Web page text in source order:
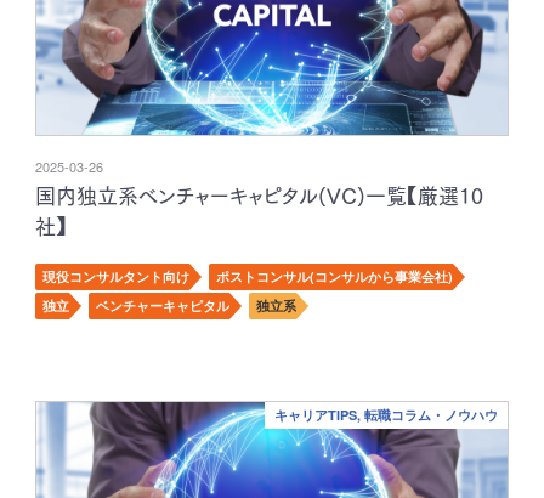
2025-03-26
国内独立系ベンチャーキャピタル(VC)一覧【厳選10
社】
現役コンサルタント向け
ポストコンサル(コンサルから事業会社)
独立
ベンチャーキャピタル 独立系
キャリアTIPS, 転職コラム・ノウハウ